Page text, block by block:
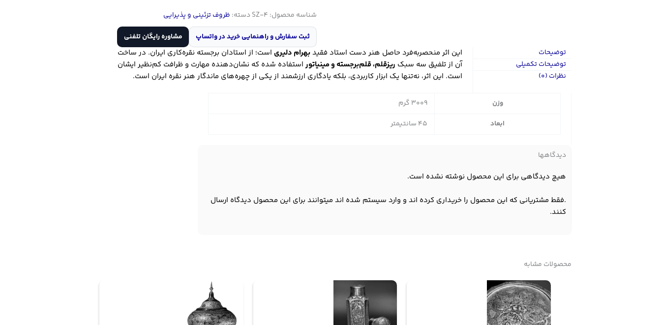
شناسه محصول: SZ-4 دسته: ظروف تزئینی و پذیرایی
ثبت سفارش و راهنمایی خرید در واتساپ
مشاوره رایگان تلفنی
توضیحات
توضیحات تکمیلی
نظرات (0)
این اثر منحصر‌به‌فرد حاصل هنر دست استاد فقیدبهرام دلیری است؛ از استادان برجسته نقره‌کاری ایران. در ساخت
آن از تلفیق سه سبک ریزقلم، قلم‌برجسته و مینیاتوراستفاده شده که نشان‌دهنده مهارت و ظرافت کم‌نظیر ایشان
است. این اثر، نه‌تنها یک ابزار کاربردی، بلکه یادگاری ارزشمند از یکی از چهره‌های ماندگار هنر نقره ایران است.
وزن
3009 گرم
ابعاد
45 سانتیمتر
دیدگاهها
هیچ دیدگاهی برای این محصول نوشته نشده است.
.فقط مشتریانی که این محصول را خریداری کرده اند و وارد سیستم شده اند میتوانند برای این محصول دیدگاه ارسال
کنند.
محصولات مشابه